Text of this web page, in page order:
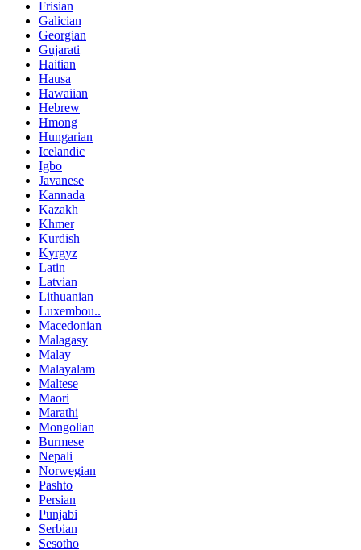
Frisian
Galician
Georgian
Gujarati
Haitian
Hausa
Hawaiian
Hebrew
Hmong
Hungarian
Icelandic
Igbo
Javanese
Kannada
Kazakh
Khmer
Kurdish
Kyrgyz
Latin
Latvian
Lithuanian
Luxembou..
Macedonian
Malagasy
Malay
Malayalam
Maltese
Maori
Marathi
Mongolian
Burmese
Nepali
Norwegian
Pashto
Persian
Punjabi
Serbian
Sesotho